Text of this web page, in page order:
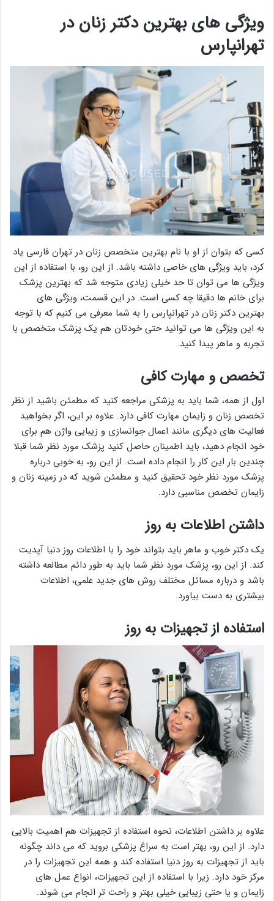
ویژگی های بهترین دکتر زنان در
تهرانپارس
کسی که بتوان از او با نام بهترین متخصص زنان در تهران فارسی یاد
کرد، باید ویژگی های خاصی داشته باشد. از این رو، با استفاده از این
ویژگی ها می توان تا حد خیلی زیادی متوجه شد که بهترین پزشک
برای خانم ها دقیقا چه کسی است. در این قسمت، ویژگی های
بهترین دکتر زنان در تهرانپارس را به شما معرفی می کنیم که با توجه
به این ویژگی ها می توانید حتی خودتان هم یک پزشک متخصص با
تجربه و ماهر پیدا کنید.
تخصص و مهارت کافی
اول از همه، شما باید به پزشکی مراجعه کنید که مطمئن باشید از نظر
تخصص زنان و زایمان مهارت کافی دارد. علاوه بر این، اگر بخواهید
فعالیت های دیگری مانند اعمال جوانسازی و زیبایی واژن هم برای
خود انجام دهید، باید اطمینان حاصل کنید پزشک مورد نظر شما قبلا
چندین بار این کار را انجام داده است. از این رو، به خوبی درباره
پزشک مورد نظر خود تحقیق کنید و مطمئن شوید که در زمینه زنان و
زایمان تخصص مناسبی دارد.
داشتن اطلاعات به روز
یک دکتر خوب و ماهر باید بتواند خود را با اطلاعات روز دنیا آپدیت
کند. از این رو، پزشک مورد نظر شما باید به طور دائم مطالعه داشته
باشد و درباره مسائل مختلف روش های جدید علمی، اطلاعات
بیشتری به دست بیاورد.
استفاده از تجهیزات به روز
علاوه بر داشتن اطلاعات، نحوه استفاده از تجهیزات هم اهمیت بالایی
دارد. از این رو، بهتر است به سراغ پزشکی بروید که می داند چگونه
باید از تجهیزات به روز دنیا استفاده کند و همه این تجهیزات را در
مرکز خود دارد. زیرا با استفاده از این تجهیزات، انواع عمل های
زایمان و یا حتی زیبایی خیلی بهتر و راحت تر انجام می شوند.